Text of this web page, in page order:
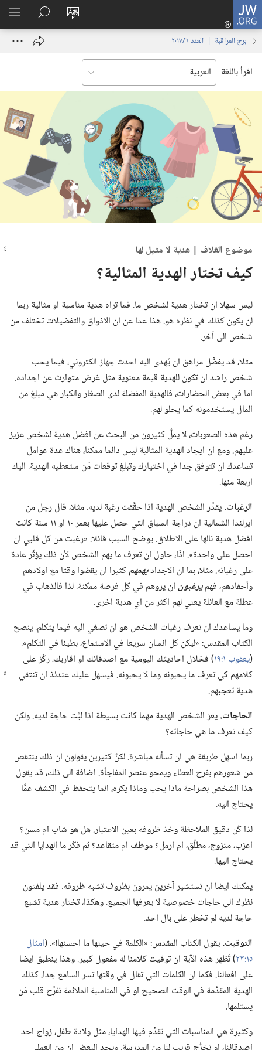
JW.ORG
تغيير
الموقع
تسجيل
الدخول
نافذة
البحث
في
JW.‎ORG
برج المراقبة | العدد ‏‎٦‎/‏‎٢٠١٧‎
اقرأ باللغة
موضوع الغلاف | هدية لا مثيل لها
كيف تختار الهدية المثالية؟‏
ليس سهلا ان تختار هدية لشخص ما.‏ فما تراه هدية مناسبة او مثالية ربما
لن يكون كذلك في نظره هو.‏ هذا عدا عن ان الاذواق والتفضيلات تختلف من
شخص الى آخر.‏
مثلا،‏ قد يفضِّل مراهق ان يُهدى اليه احدث جهاز الكتروني،‏ فيما يحب
شخص راشد ان تكون للهدية قيمة معنوية مثل غرض متوارث عن اجداده.‏
اما في بعض الحضارات،‏ فالهدية المفضلة لدى الصغار والكبار هي مبلغ من
المال يستخدمونه كما يحلو لهم.‏
رغم هذه الصعوبات،‏ لا يملُّ كثيرون من البحث عن افضل هدية لشخص عزيز
عليهم.‏ ومع ان ايجاد الهدية المثالية ليس دائما ممكنا،‏ هناك عدة عوامل
تساعدك ان تتوفق جدا في اختيارك وتبلغ توقعات مَن ستعطيه الهدية.‏ اليك
اربعة منها.‏
الرغبات.‏يقدِّر الشخص الهدية اذا حقَّقت رغبة لديه.‏ مثلا،‏ قال رجل من
ايرلندا الشمالية ان دراجة السباق التي حصل عليها بعمر ١٠ او ١١ سنة كانت
افضل هدية نالها على الاطلاق.‏ يوضح السبب قائلا:‏ «رغبت من كل قلبي ان
احصل على واحدة».‏ اذًا،‏ حاول ان تعرف ما يهم الشخص لأن ذلك يؤثِّر عادة
على رغباته.‏ مثلا،‏ بما ان الاجداديهمهمكثيرا ان يقضوا وقتا مع اولادهم
وأحفادهم،‏ فهميرغبونان يروهم في كل فرصة ممكنة.‏ لذا فالذهاب في
عطلة مع العائلة يعني لهم اكثر من اي هدية اخرى.‏
وما يساعدك ان تعرف رغبات الشخص هو ان تصغي اليه فيما يتكلم.‏ ينصح
الكتاب المقدس:‏ «ليكن كل انسان سريعا في الاستماع،‏ بطيئا في التكلم».‏
(‏يعقوب ١:‏١٩
‏)‏ فخلال احاديثك اليومية مع اصدقائك او اقاربك،‏ ركِّز على
كلامهم كي تعرف ما يحبونه ومالا يحبونه.‏ فيسهل عليك عندئذ ان تنتقي
هدية تعجبهم.‏
الحاجات.‏يعز الشخص الهدية مهما كانت بسيطة اذا لبَّت حاجة لديه.‏ ولكن
كيف تعرف ما هي حاجاته؟‏
ربما اسهل طريقة هي ان تسأله مباشرة.‏ لكنَّ كثيرين يقولون ان ذلك ينتقص
من شعورهم بفرح العطاء ويمحو عنصر المفاجأة.‏ اضافة الى ذلك،‏ قد يقول
هذا الشخص بصراحة ماذا يحب وماذا يكره،‏ انما يتحفظ في الكشف عمَّا
يحتاج اليه.‏
لذا كُن دقيق الملاحظة وخذ ظروفه بعين الاعتبار.‏ هل هو شاب ام مسن؟‏
اعزب،‏ متزوج،‏ مطلَّق،‏ ام ارمل؟‏ موظف ام متقاعد؟‏ ثم فكِّر ما الهدايا التي قد
يحتاج اليها.‏
يمكنك ايضا ان تستشير آخرين يمرون بظروف تشبه ظروفه.‏ فقد يلفتون
نظرك الى حاجات خصوصية لا يعرفها الجميع.‏ وهكذا،‏ تختار هدية تشبع
حاجة لديه لم تخطر على بال احد.‏
التوقيت.‏يقول الكتاب المقدس:‏ «الكلمة في حينها ما احسنها!‏».‏ (‏امثال
١٥:‏٢٣
‏)‏ تُظهر هذه الآية ان توقيت كلامنا له مفعول كبير.‏ وهذا ينطبق ايضا
على افعالنا.‏ فكما ان الكلمات التي تقال في وقتها تسر السامع جدا،‏ كذلك
الهدية المقدَّمة في الوقت الصحيح او في المناسبة الملائمة تفرِّح قلب مَن
يستلمها.‏
وكثيرة هي المناسبات التي نقدِّم فيها الهدايا،‏ مثل ولادة طفل،‏ زواج احد